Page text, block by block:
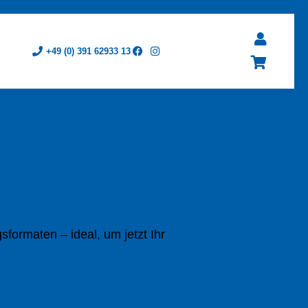
+49 (0) 391 62933 13
– ideal, um jetzt Ihr